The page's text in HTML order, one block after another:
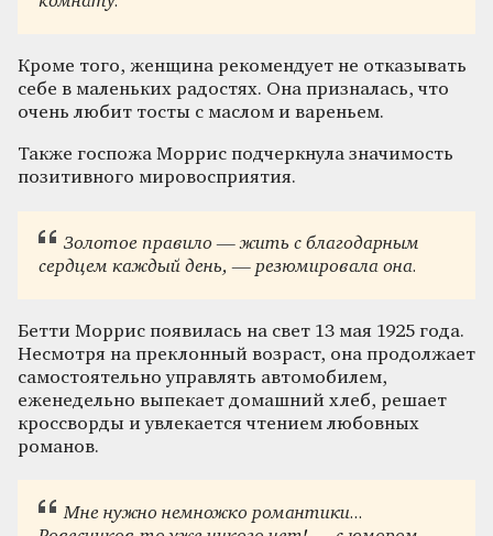
Кроме того, женщина рекомендует не отказывать
себе в маленьких радостях. Она призналась, что
очень любит тосты с маслом и вареньем.
Также госпожа Моррис подчеркнула значимость
позитивного мировосприятия.
Золотое правило — жить с благодарным
сердцем каждый день, — резюмировала она.
Бетти Моррис появилась на свет 13 мая 1925 года.
Несмотря на преклонный возраст, она продолжает
самостоятельно управлять автомобилем,
еженедельно выпекает домашний хлеб, решает
кроссворды и увлекается чтением любовных
романов.
Мне нужно немножко романтики...